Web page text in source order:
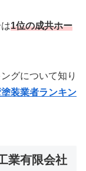
1位の成共ホー
グについて知り
装業者ランキン
業有限会社